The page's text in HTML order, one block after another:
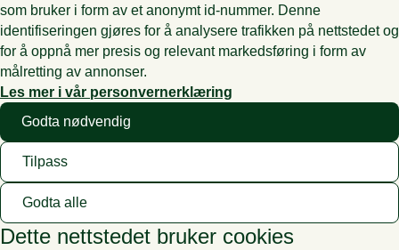
som bruker i form av et anonymt id-nummer. Denne
identifiseringen gjøres for å analysere trafikken på nettstedet og
for å oppnå mer presis og relevant markedsføring i form av
målretting av annonser.
Les mer i vår personvernerklæring
Godta nødvendig
Tilpass
Godta alle
Dette nettstedet bruker cookies